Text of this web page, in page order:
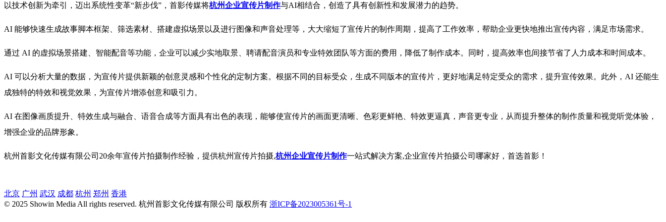
以技术创新为牵引，迈出系统性变革“新步伐”，首影传媒将杭州企业宣传片制作与AI相结合，创造了具有创新性和发展潜力的趋势。
AI 能够快速生成故事脚本框架、筛选素材、搭建虚拟场景以及进行图像和声音处理等，大大缩短了宣传片的制作周期，提高了工作效率，帮助企业更快地推出宣传内容，满足市场需求。
通过 AI 的虚拟场景搭建、智能配音等功能，企业可以减少实地取景、聘请配音演员和专业特效团队等方面的费用，降低了制作成本。同时，提高效率也间接节省了人力成本和时间成本。
AI 可以分析大量的数据，为宣传片提供新颖的创意灵感和个性化的定制方案。根据不同的目标受众，生成不同版本的宣传片，更好地满足特定受众的需求，提升宣传效果。此外，AI 还能生
成独特的特效和视觉效果，为宣传片增添创意和吸引力。
AI 在图像画质提升、特效生成与融合、语音合成等方面具有出色的表现，能够使宣传片的画面更清晰、色彩更鲜艳、特效更逼真，声音更专业，从而提升整体的制作质量和视觉听觉体验，
增强企业的品牌形象。
杭州首影文化传媒有限公司20余年宣传片拍摄制作经验，提供杭州宣传片拍摄,杭州企业宣传片制作一站式解决方案,企业宣传片拍摄公司哪家好，首选首影！
北京 广州 武汉 成都 杭州 郑州 香港
© 2025 Showin Media All rights reserved. 杭州首影文化传媒有限公司 版权所有 浙ICP备2023005361号-1